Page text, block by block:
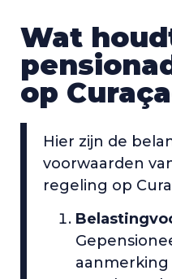
Wat
op
Hier zijn de
voorwaarden
regeling op